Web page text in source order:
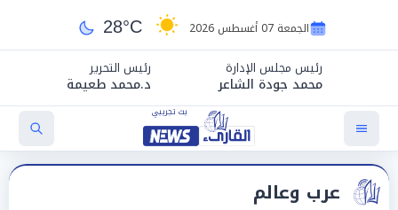
الجمعة 07 أغسطس 2026 28°C
رئيس مجلس الإدارة
محمد جودة الشاعر
رئيس التحرير
د.محمد طعيمة
عرب وعالم